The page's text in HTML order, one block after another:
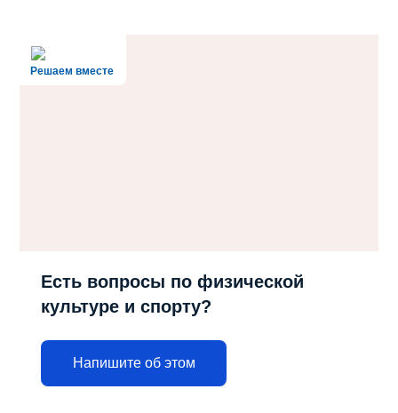
Решаем вместе
Есть вопросы по физической
культуре и спорту?
Напишите об этом